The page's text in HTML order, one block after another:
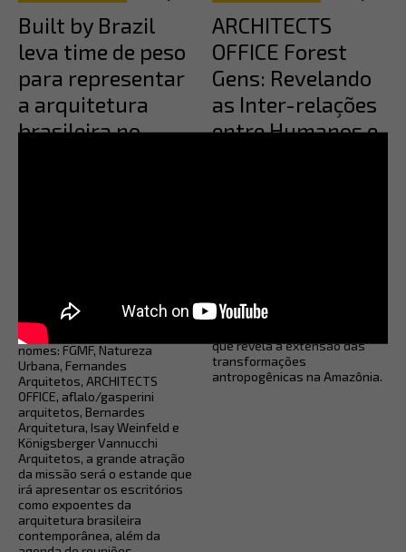
Built by Brazil
leva time de peso
para representar
a arquitetura
brasileira no
promoção de exportações de
arquitetura e urbanismo. Com
a participação dos grandes
nomes: FGMF, Natureza
Urbana, Fernandes
Arquitetos, ARCHITECTS
OFFICE, aflalo/gasperini
arquitetos, Bernardes
Arquitetura, Isay Weinfeld e
Königsberger Vannucchi
Arquitetos, a grande atração
da missão será o estande que
irá apresentar os escritórios
como expoentes da
arquitetura brasileira
contemporânea, além da
ARCHITECTS
OFFICE Forest
Gens: Revelando
as Inter-relações
entre Humanos e
do associado Built by Brazil,
ARCHITECTS OFFICE, em
que revela a extensão das
transformações
antropogênicas na Amazônia.